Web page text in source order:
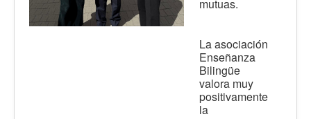
mutuas.
La asociación
Enseñanza
Bilingüe
valora muy
positivamente
la